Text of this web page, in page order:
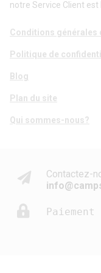
notre Service Client
Conditions générales
Politique de
Blog
Plan du site
Qui sommes-nous?
Contactez-
Paiement